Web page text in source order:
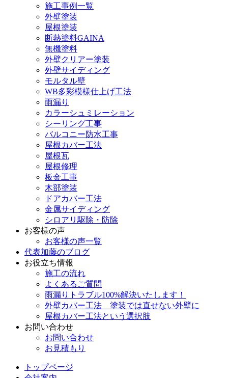
施工事例一覧
外壁塗装
屋根塗装
断熱塗料GAINA
無機塗料
外壁クリアー塗装
外壁サイディング
モルタル壁
WB多彩模様仕上げ工法
雨漏り
カラーシュミレーション
シーリング工事
バルコニー防水工事
屋根カバー工法
屋根瓦
屋根修理
板金工事
木部塗装
ドアカバー工法
金属サイディング
シロアリ駆除・防除
お客様の声
お客様の声一覧
代表加藤のブログ
お役立ち情報
施工の流れ
よくあるご質問
雨漏りトラブル100%解決いたします！
外壁カバー工法 塗装では直せない外壁に
屋根カバー工法という選択肢
お問い合わせ
お問い合わせ
お見積もり
トップページ